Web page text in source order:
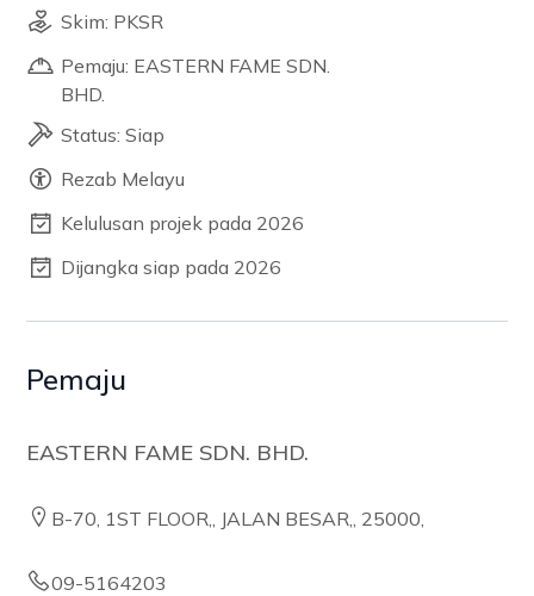
Skim: PKSR
Pemaju: EASTERN FAME SDN.
BHD.
Status: Siap
Rezab Melayu
Kelulusan projek pada 2026
Dijangka siap pada 2026
Pemaju
EASTERN FAME SDN. BHD.
B-70, 1ST FLOOR,, JALAN BESAR,, 25000,
09-5164203